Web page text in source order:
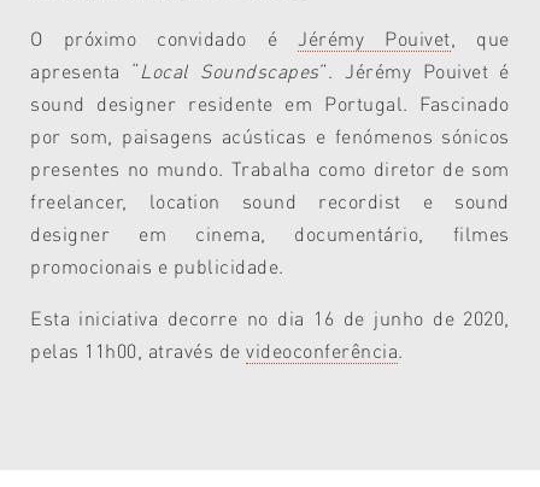
O próximo convidado é Jérémy Pouivet , que
apresenta “Local Soundscapes”. Jérémy Pouivet é
sound designer residente em Portugal. Fascinado
por som, paisagens acústicas e fenómenos sónicos
presentes no mundo. Trabalha como diretor de som
freelancer, location sound recordist e sound
designer em cinema, documentário, filmes
promocionais e publicidade.
Esta iniciativa decorre no dia 16 de junho de 2020,
pelas 11h00, através devideoconferência.